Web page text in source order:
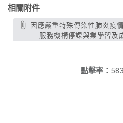
相關附件
服務機構停課與業學習及
點擊率： 583